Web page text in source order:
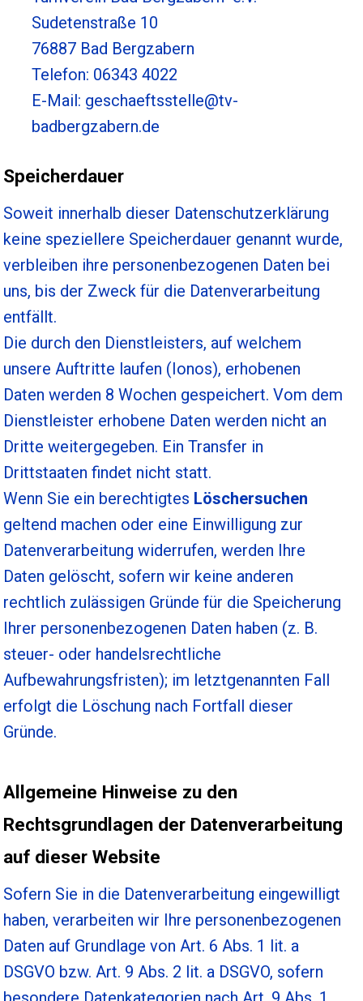
Sudetenstraße 10
76887 Bad Bergzabern
Telefon: 06343 4022
E-Mail: geschaeftsstelle@tv-
badbergzabern.de
Speicherdauer
Soweit innerhalb dieser Datenschutzerklärung
keine speziellere Speicherdauer genannt wurde,
verbleiben ihre personenbezogenen Daten bei
uns, bis der Zweck für die Datenverarbeitung
entfällt.
Die durch den Dienstleisters, auf welchem
unsere Auftritte laufen (Ionos), erhobenen
Daten werden 8 Wochen gespeichert. Vom dem
Dienstleister erhobene Daten werden nicht an
Dritte weitergegeben. Ein Transfer in
Drittstaaten findet nicht statt.
Wenn Sie ein berechtigtes Löschersuchen
geltend machen oder eine Einwilligung zur
Datenverarbeitung widerrufen, werden Ihre
Daten gelöscht, sofern wir keine anderen
rechtlich zulässigen Gründe für die Speicherung
Ihrer personenbezogenen Daten haben (z. B.
steuer- oder handelsrechtliche
Aufbewahrungsfristen); im letztgenannten Fall
erfolgt die Löschung nach Fortfall dieser
Gründe.
Allgemeine Hinweise zu den
Rechtsgrundlagen der Datenverarbeitung
auf dieser Website
Sofern Sie in die Datenverarbeitung eingewilligt
haben, verarbeiten wir Ihre personenbezogenen
Daten auf Grundlage von Art. 6 Abs. 1 lit. a
DSGVO bzw. Art. 9 Abs. 2 lit. a DSGVO, sofern